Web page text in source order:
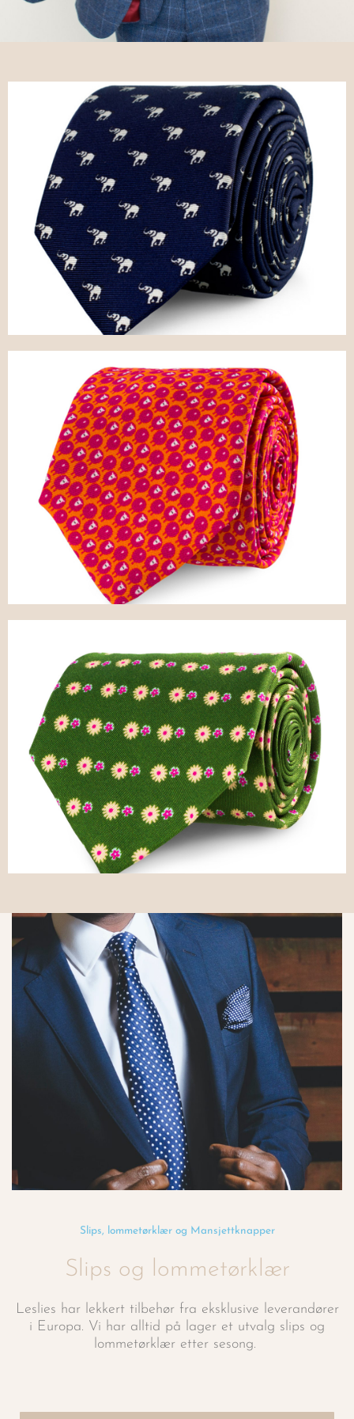
Slips, lommetørklær og Mansjettknapper
Slips og lommetørklær
Leslies har lekkert tilbehør fra eksklusive leverandører
i Europa. Vi har alltid på lager et utvalg slips og
lommetørklær etter sesong.